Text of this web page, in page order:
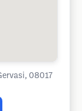
08017